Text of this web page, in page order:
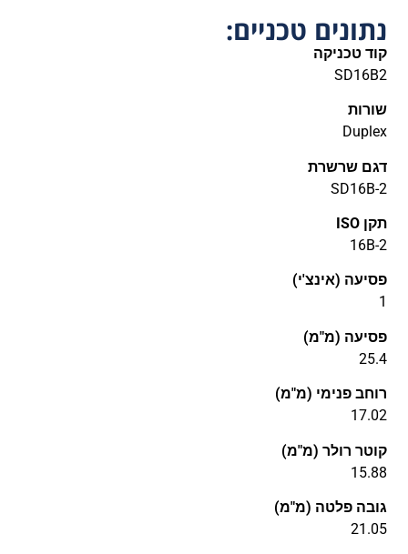
נתונים טכניים:
קוד טכניקה
SD16B2
שורות
Duplex
דגם שרשרת
SD16B-2
תקן ISO
16B-2
פסיעה (אינצ'י)
1
פסיעה (מ"מ)
25.4
רוחב פנימי (מ"מ)
17.02
קוטר רולר (מ"מ)
15.88
גובה פלטה (מ"מ)
21.05